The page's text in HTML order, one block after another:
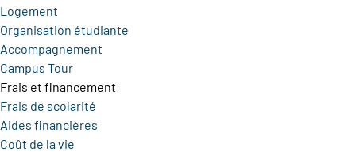
Logement
Organisation étudiante
Accompagnement
Campus Tour
Frais et financement
Frais de scolarité
Aides financières
Coût de la vie